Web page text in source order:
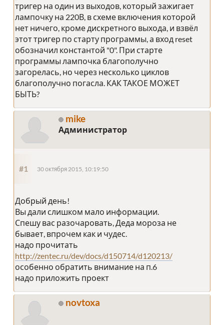
тригер на один из выходов, который зажигает
лампочку на 220В, в схеме включения которой
нет ничего, кроме дискретного выхода, и взвёл
этот тригер по старту программы, а вход reset
обозначил константой "0". При старте
программы лампочка благополучно
загорелась, но через несколько циклов
благополучно погасла. КАК ТАКОЕ МОЖЕТ
БЫТЬ?
mike
Администратор
#1 30 октября 2015, 10:19:50
Добрый день!
Вы дали слишком мало информации.
Спешу вас разочаровать, Деда мороза не
бывает, впрочем как и чудес.
надо прочитать
http://zentec.ru/dev/docs/d150714/d120213/
особенно обратить внимание на п.6
надо приложить проект
novtoxa